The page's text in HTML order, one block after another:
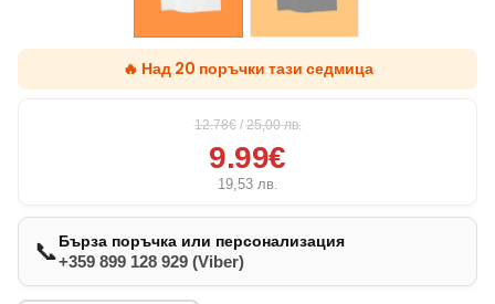
🔥 Над 20 поръчки тази седмица
12.78€ / 25,00лв.
9.99€
19,53 лв.
📞Бърза поръчка или персонализация
+359 899 128 929 (Viber)